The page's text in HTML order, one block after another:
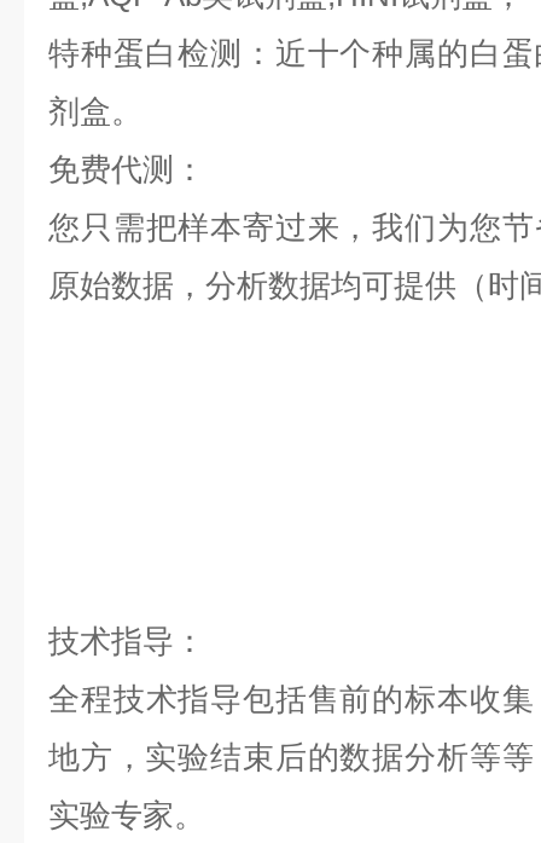
特种蛋白检测：近十个种属的白
剂盒。
免费代测：
您只需把样本寄过来，我们为您
原始数据，分析数据均可提供（时
技术指导：
全程技术指导包括售前的标本收
地方，实验结束后的数据分析等
实验专家。